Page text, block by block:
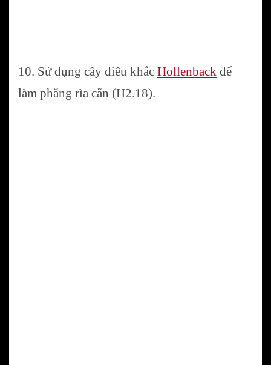
10. Sử dụng cây điêu khắc Hollenback để
làm phẳng rìa cắn (H2.18).